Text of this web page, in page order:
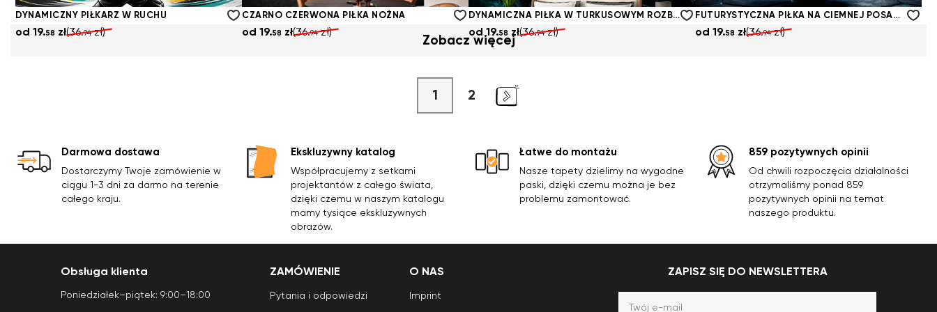
DYNAMICZNY PIŁKARZ W RUCHU
od 19.58 zł(36.94zł)
CZARNO CZERWONA PIŁKA NOŻNA
od 19.58 zł(36.94zł)
DYNAMICZNA PIŁKA W TURKUSOWYM ROZBŁYSKU
od19.58 zł(36.94zł)
FUTURYSTYCZNA PIŁKA NA CIEMNEJ POSADZCE
od 19.58 zł(36.94zł)
Zobacz więcej
1 2
Darmowa dostawa
Dostarczymy Twoje zamówienie w
ciągu 1-3 dni za darmo na terenie
całego kraju.
Ekskluzywny katalog
Współpracujemy z setkami
projektantów z całego świata,
dzięki czemu w naszym katalogu
mamy tysiące ekskluzywnych
obrazów.
Łatwe do montażu
Nasze tapety dzielimy na wygodne
paski, dzięki czemu można je bez
problemu zamontować.
859 pozytywnych opinii
Od chwili rozpoczęcia działalności
otrzymaliśmy ponad 859
pozytywnych opinii na temat
naszego produktu.
Obsługa klienta
Poniedziałek–piątek: 9:00–18:00
ZAMÓWIENIE
Pytania i odpowiedzi
O NAS
Imprint
ZAPISZ SIĘ DO NEWSLETTERA